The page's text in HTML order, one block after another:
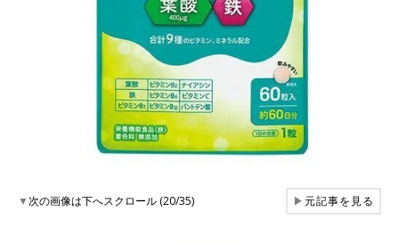
▼次の画像は下へスクロール (20/35) ▶元記事を見る